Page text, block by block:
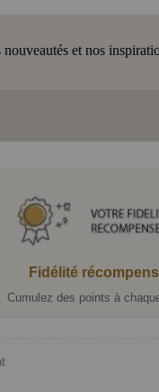
et nos
Fidélité
Cumulez des points à